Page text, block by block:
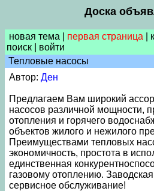
Доска
новая тема первая страница
поиск
войти
Тепловые насосы
Автор: Ден
Предлагаем Вам широкий
насосов различной мощности,
отопления и горячего
объектов жилого и нежилого
Преимуществами тепловых
экономичность, простота в
единственная
газовому отоплению.
сервисное обслуживание!